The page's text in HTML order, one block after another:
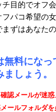
目的でオフ
パコ希望の
ずはあなた
料にな
しょう。
認メールが迷
ールフォルダ